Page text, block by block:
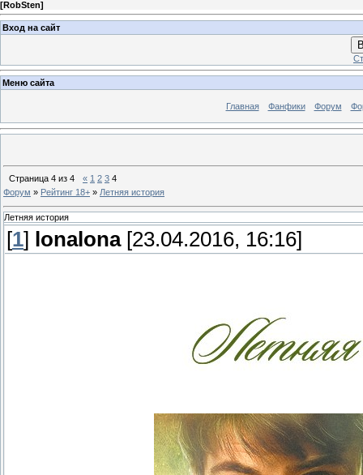
[RobSten]
Вход на сайт
Меню сайта
Главная Фанфики Форум
Страница 4 из 4 « 1 2 3 4
Форум » Рейтинг 18+ » Летняя история
Летняя история
[1] lonalona[23.04.2016, 16:16]